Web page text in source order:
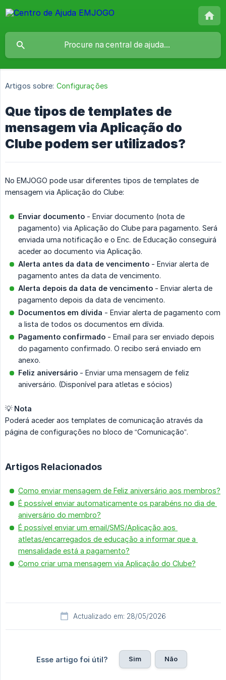
Artigos sobre: Configurações
Que tipos de templates de
mensagem via Aplicação do
Clube podem ser utilizados?
No EMJOGO pode usar diferentes tipos de templates de
mensagem via Aplicação do Clube:
Enviar documento - Enviar documento (nota de
pagamento) via Aplicação do Clube para pagamento. Será
enviada uma notificação e o Enc. de Educação conseguirá
aceder ao documento via Aplicação.
Alerta antes da data de vencimento - Enviar alerta de
pagamento antes da data de vencimento.
Alerta depois da data de vencimento - Enviar alerta de
pagamento depois da data de vencimento.
Documentos em dívida - Enviar alerta de pagamento com
a lista de todos os documentos em dívida.
Pagamento confirmado - Email para ser enviado depois
do pagamento confirmado. O recibo será enviado em
anexo.
Feliz aniversário - Enviar uma mensagem de feliz
aniversário. (Disponível para atletas e sócios)
💡 Nota
Poderá aceder aos templates de comunicação através da
página de configurações no bloco de “Comunicação”.
Artigos Relacionados
Como enviar mensagem de Feliz aniversário aos membros?
É possível enviar automaticamente os parabéns no dia de
aniversário do membro?
É possível enviar um email/SMS/Aplicação aos
atletas/encarregados de educação a informar que a
mensalidade está a pagamento?
Como criar uma mensagem via Aplicação do Clube?
Actualizado em: 28/05/2026
Esse artigo foi útil? Sim Não